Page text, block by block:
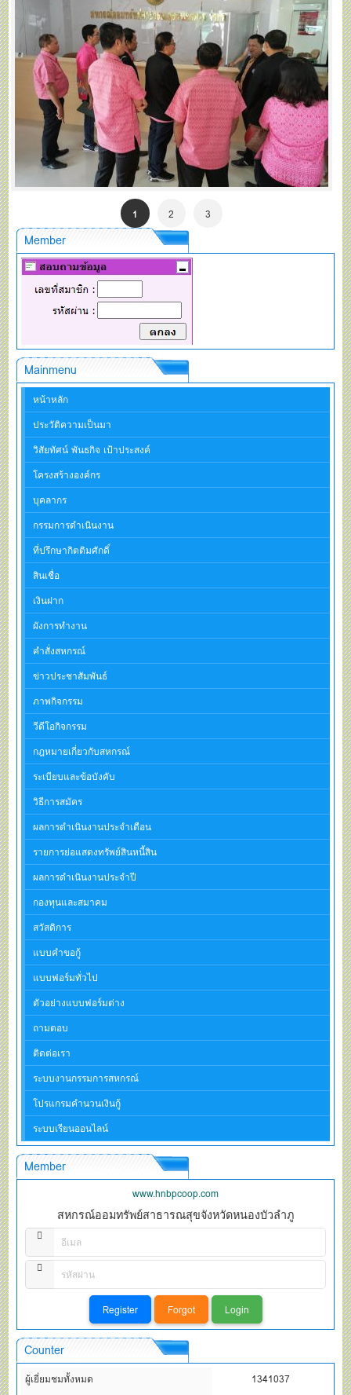
1 2 3
Member
Mainmenu
หน้าหลัก
ประวัติความเป็นมา
วิสัยทัศน์ พันธกิจ เป้าประสงค์
โครงสร้างองค์กร
บุคลากร
กรรมการดำเนินงาน
ที่ปรึกษากิตติมศักดิ์
สินเชื่อ
เงินฝาก
ผังการทำงาน
คำสั่งสหกรณ์
ข่าวประชาสัมพันธ์
ภาพกิจกรรม
วีดีโอกิจกรรม
กฎหมายเกี่ยวกับสหกรณ์
ระเบียบและข้อบังคับ
วิธีการสมัคร
ผลการดำเนินงานประจำเดือน
รายการย่อแสดงทรัพย์สินหนี้สิน
ผลการดำเนินงานประจำปี
กองทุนและสมาคม
สวัสดิการ
แบบคำขอกู้
แบบฟอร์มทั่วไป
ตัวอย่างแบบฟอร์มต่าง
ถามตอบ
ติดต่อเรา
ระบบงานกรรมการสหกรณ์
โปรแกรมคำนวนเงินกู้
ระบบเรียนออนไลน์
Member
www.hnbpcoop.com
สหกรณ์ออมทรัพย์สาธารณสุขจังหวัดหนองบัวลำภู
Counter
ผู้เยี่ยมชมทั้งหมด
1341037